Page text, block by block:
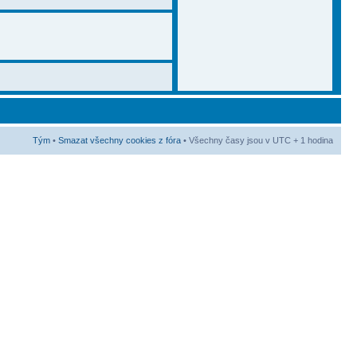
Tým • Smazat všechny cookies z fóra • Všechny časy jsou v UTC + 1 hodina